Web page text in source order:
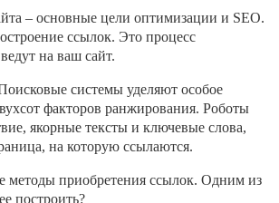
– основные цели оптимизации и SEO.
ссылок. Это процесс
на ваш сайт.
системы уделяют особое
факторов ранжирования. Роботы
якорные тексты и ключевые слова,
на которую ссылаются.
методы приобретения ссылок. Одним из
построить?